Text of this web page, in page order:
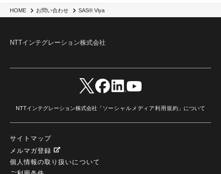
HOME お問い合わせ SAS® Viya
NTTインテグレーション株式会社
NTTインテグレーション株式会社「ソーシャルメディア利用規約 」について
サイトマップ
メルマガ登録
個人情報の取り扱いについて